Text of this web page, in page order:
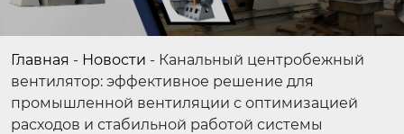
Главная - Новости - Канальный центробежный
вентилятор: эффективное решение для
промышленной вентиляции с оптимизацией
расходов и стабильной работой системы